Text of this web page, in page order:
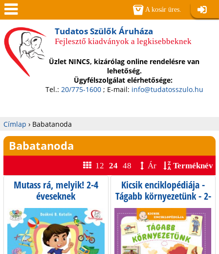
Jump to navigation
Tudatos Szülők Áruháza
Fejlesztő kiadványok a legkisebbeknek
Üzlet NINCS, kizárólag online rendelésre van
lehetőség.
Ügyfélszolgálat elérhetősége:
Tel.: 20/775-1600; E-mail: info@tudatosszulo.hu
Jelenlegi
hely
Címlap › Babatanoda
Babatanoda
12 24 48 Ár Terméknév
Mutass rá, melyik! 2-4
éveseknek
Kicsik enciklopédiája -
Tágabb környezetünk - 2-
5 éves gyermekeknek
A kosár üres.
Men
ü